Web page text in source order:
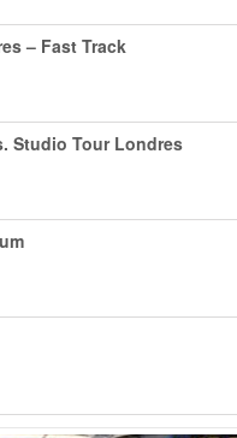
– Fast Track
Studio Tour Londres